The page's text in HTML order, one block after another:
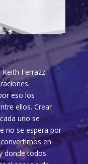
Ferrazzi
eso los
ellos. Crear
uno se
no se espera por
en
donde todos